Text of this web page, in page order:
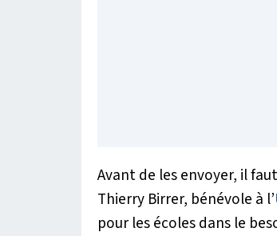
Avant de les envoyer, il
Thierry Birrer, bénévole à l’
pour les écoles dans le